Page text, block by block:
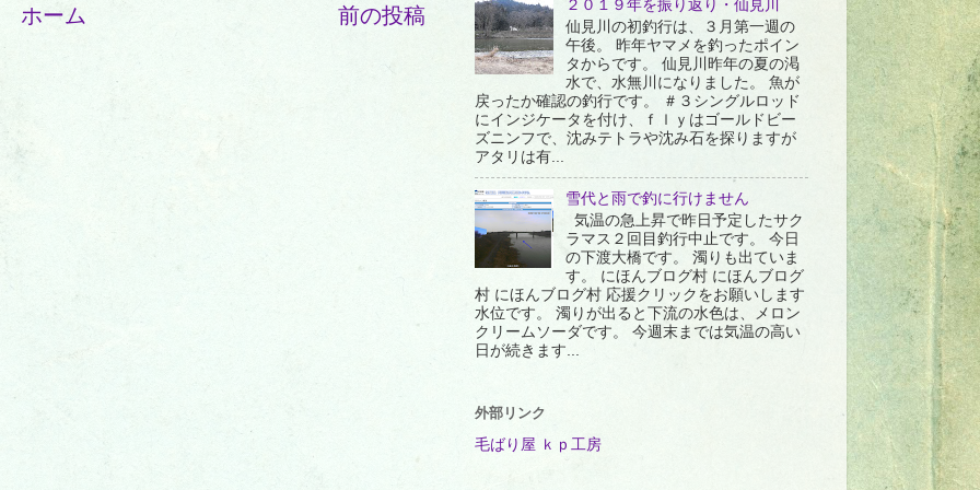
前の投稿
ホーム
２０１９年を振り返り・仙見川
仙見川の初釣行は、３月第一週の
午後。 昨年ヤマメを釣ったポイン
タからです。 仙見川昨年の夏の渇
水で、水無川になりました。 魚が
戻ったか確認の釣行です。 ＃３シングルロッド
にインジケータを付け、ｆｌｙはゴールドビー
ズニンフで、沈みテトラや沈み石を探りますが
アタリは有...
雪代と雨で釣に行けません
気温の急上昇で昨日予定したサク
ラマス２回目釣行中止です。 今日
の下渡大橋です。 濁りも出ていま
す。 にほんブログ村 にほんブログ
村 にほんブログ村 応援クリックをお願いします
水位です。 濁りが出ると下流の水色は、メロン
クリームソーダです。 今週末までは気温の高い
日が続きます...
外部リンク
毛ばり屋 ｋｐ工房